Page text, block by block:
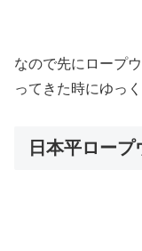
なので先にロープ
ってきた時にゆっ
日本平ロー